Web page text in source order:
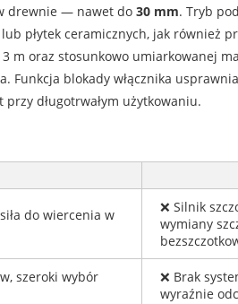
drewnie — nawet do 30 mm. Tryb
płytek ceramicznych, jak również
m oraz stosunkowo umiarkowanej
blokady włącznika
długotrwałym użytkowaniu.
do wiercenia w
❌ Silnik
wymiany
szeroki wybór
❌ Brak
wyraźnie